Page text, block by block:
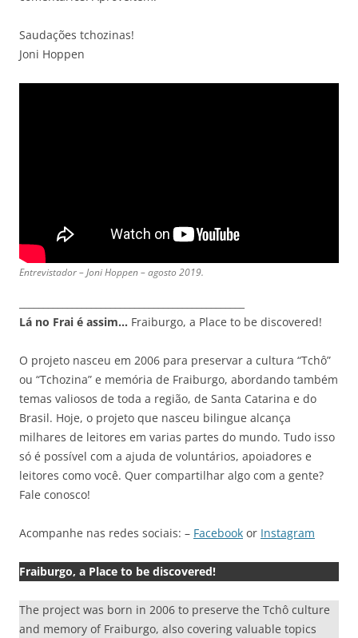
Saudações tchozinas!
Joni Hoppen
Entrevistador – Joni Hoppen – agosto 2019.
Lá no Frai é assim… Fraiburgo, a Place to be discovered!
O projeto nasceu em 2006 para preservar a cultura “Tchô”
ou “Tchozina” e memória de Fraiburgo, abordando também
temas valiosos de toda a região, de Santa Catarina e do
Brasil. Hoje, o projeto que nasceu bilingue alcança
milhares de leitores em varias partes do mundo. Tudo isso
só é possível com a ajuda de voluntários, apoiadores e
leitores como você. Quer compartilhar algo com a gente?
Fale conosco!
Acompanhe nas redes sociais: – Facebook or Instagram
Fraiburgo, a Place to be discovered!
The project was born in 2006 to preserve the Tchô culture
and memory of Fraiburgo, also covering valuable topics